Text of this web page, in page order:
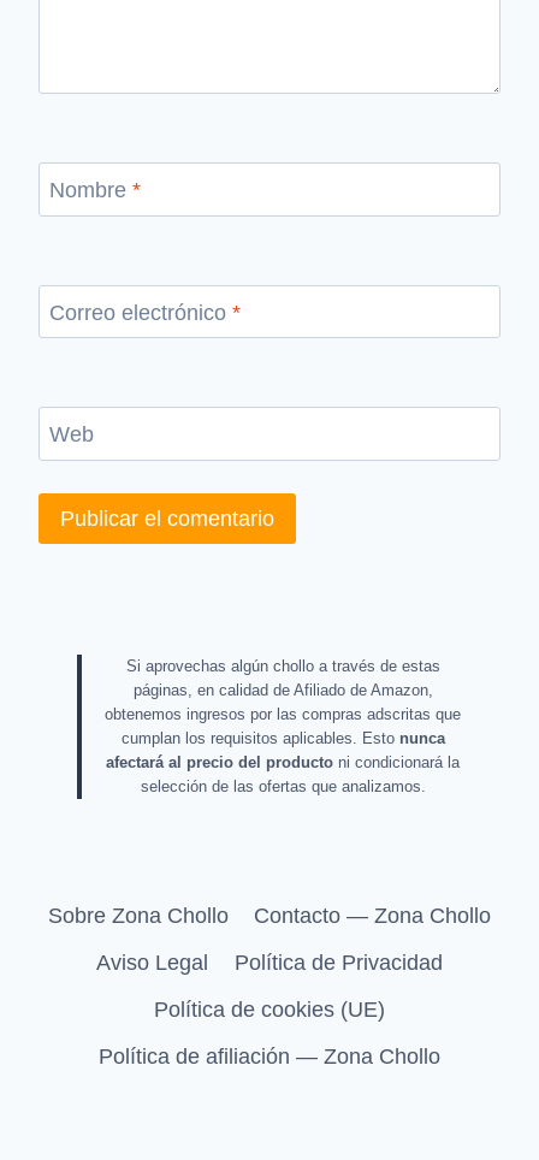
Nombre *
Correo electrónico *
Web
Si aprovechas algún chollo a través de estas
páginas, en calidad de Afiliado de Amazon,
obtenemos ingresos por las compras adscritas que
cumplan los requisitos aplicables. Esto nunca
afectará al precio del producto ni condicionará la
selección de las ofertas que analizamos.
Sobre Zona Chollo
Contacto — Zona Chollo
Aviso Legal
Política de Privacidad
Política de cookies (UE)
Política de afiliación — Zona Chollo